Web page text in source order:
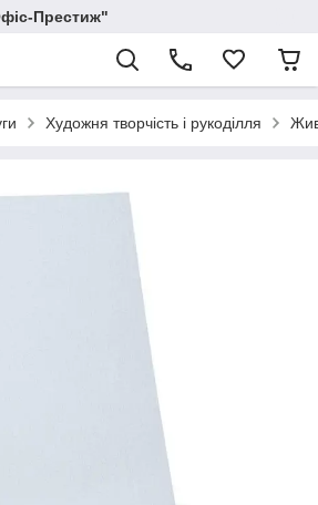
Престиж"
Художня творчість і рукоділля